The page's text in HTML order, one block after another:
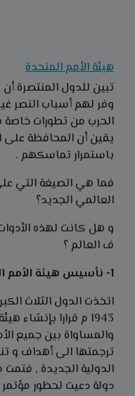
هيئة الأمم المتحدة
تبين للدول المنتصرة
وفر لهم أسباب النصر
الحرب من تطورات
يقين أن المحافظة على
باستمرار تماسكهم .
فما هي الصيغة التي
العالمي الجديد؟
و هل كانت لهذه
ف العالم ؟
1- نأسيس هيئة الأمم المتحدة :
اتخذت الدول الثلاث
1943 م قرارا
والمساواة بين جميع
ترجمتها الى أهداف و
الدولية الجديدة ,
دولة دعيت لحظور